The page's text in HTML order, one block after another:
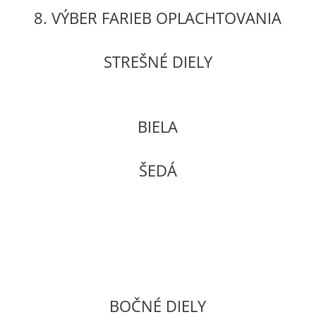
8. VÝBER FARIEB OPLACHTOVANIA
STREŠNÉ DIELY
BIELA
ŠEDÁ
BOČNÉ DIELY